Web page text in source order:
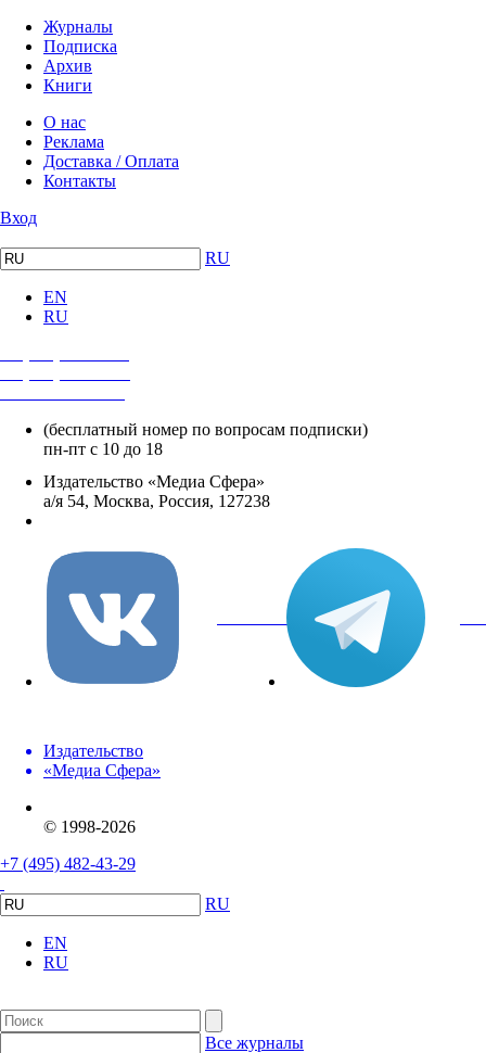
Журналы
Подписка
Архив
Книги
О нас
Реклама
Доставка / Оплата
Контакты
Вход
RU
EN
RU
(бесплатный номер по вопросам подписки)
пн-пт с 10 до 18
Издательство «Медиа Сфера»
а/я 54, Москва, Россия, 127238
вКонтакте
Издательство
«Медиа Сфера»
© 1998-2026
+7 (495) 482-43-29
RU
EN
RU
Все журналы